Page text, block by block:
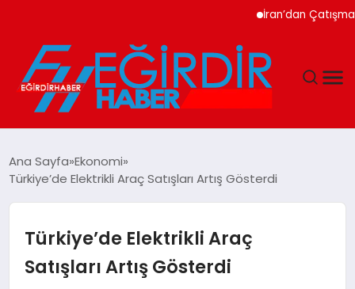
İran’dan Çatışma
EĞITIM
EKONOMI
GÜNDEM
Ana Sayfa Ekonomi
Türkiye’de Elektrikli Araç Satışları Artış Gösterdi
Türkiye’de Elektrikli Araç
Satışları Artış Gösterdi